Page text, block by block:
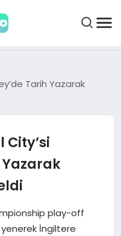
Tarih Yazarak
City’si
play-off
İngiltere